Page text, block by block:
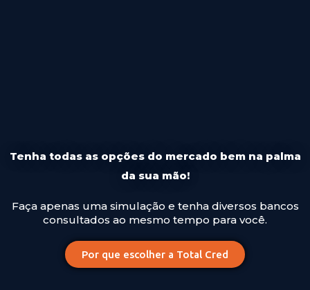
Tenha todas as opções do mercado bem na palma
da sua mão!
Faça apenas uma simulação e tenha diversos bancos
consultados ao mesmo tempo para você.
Por que escolher a Total Cred